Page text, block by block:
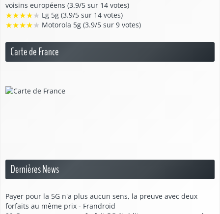
voisins européens (3.9/5 sur 14 votes)
★★★★★ Lg 5g (3.9/5 sur 14 votes)
★★★★★ Motorola 5g (3.9/5 sur 9 votes)
Carte de France
Dernières News
Payer pour la 5G n'a plus aucun sens, la preuve avec deux
forfaits au même prix - Frandroid